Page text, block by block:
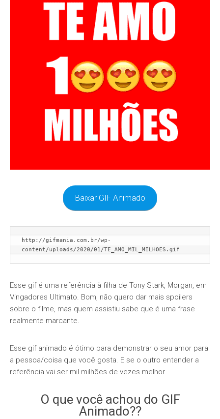
Baixar GIF Animado
http://gifmania.com.br/wp-
content/uploads/2020/01/TE_AMO_MIL_MILHOES.gif
Esse gif é uma referência à filha de Tony Stark, Morgan, em
Vingadores Ultimato. Bom, não quero dar mais spoilers
sobre o filme, mas quem assistiu sabe que é uma frase
realmente marcante.
Esse gif animado é ótimo para demonstrar o seu amor para
a pessoa/coisa que você gosta. E se o outro entender a
referência vai ser mil milhões de vezes melhor.
O que você achou do GIF
Animado??